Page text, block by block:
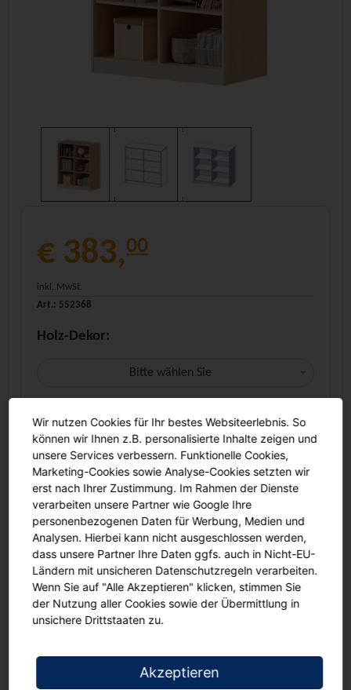
€ 383,00
inkl. MwSt.
Art.: 552368
Holz-Dekor:
Bitte wählen Sie
Dienstleistung:
Bitte wählen Sie
Menge:
- +
In den Warenkorb
Angebot anfordern
an Schulen auf Rechnung
versandkostenfrei
Wir nutzen Cookies für Ihr bestes Websiteerlebnis. So
können wir Ihnen z.B. personalisierte Inhalte zeigen und
unsere Services verbessern. Funktionelle Cookies,
Marketing-Cookies sowie Analyse-Cookies setzten wir
erst nach Ihrer Zustimmung. Im Rahmen der Dienste
verarbeiten unsere Partner wie Google Ihre
personenbezogenen Daten für Werbung, Medien und
Analysen. Hierbei kann nicht ausgeschlossen werden,
dass unsere Partner Ihre Daten ggfs. auch in Nicht-EU-
Ländern mit unsicheren Datenschutzregeln verarbeiten.
Wenn Sie auf "Alle Akzeptieren" klicken, stimmen Sie
der Nutzung aller Cookies sowie der Übermittlung in
unsichere Drittstaaten zu.
Akzeptieren